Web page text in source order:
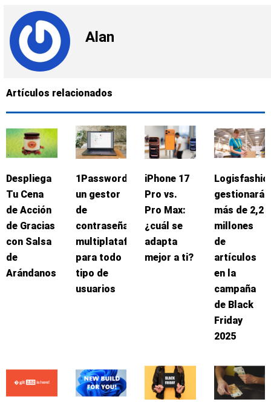
Alan
Artículos relacionados
Despliega
Tu Cena
de Acción
de Gracias
con Salsa
de
Arándanos
1Password:
un gestor
de
contraseñas
multiplataforma
para todo
tipo de
usuarios
iPhone 17
Pro vs.
Pro Max:
¿cuál se
adapta
mejor a ti?
gestionará
más de 2,2
millones
de
artículos
en la
campaña
de Black
Friday
2025